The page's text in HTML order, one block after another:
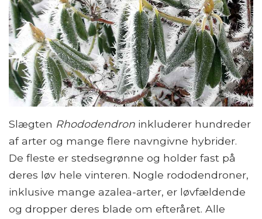
Slægten Rhododendron inkluderer hundreder
af arter og mange flere navngivne hybrider.
De fleste er stedsegrønne og holder fast på
deres løv hele vinteren. Nogle rododendroner,
inklusive mange azalea-arter, er løvfældende
og dropper deres blade om efteråret. Alle